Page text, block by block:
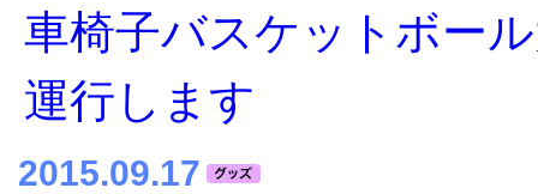
車椅子バスケットボー
運行します
2015.09.17